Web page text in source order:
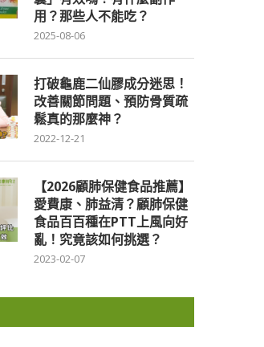
用？那些人不能吃？
2025-08-06
打破龜鹿二仙膠成分迷思！
改善關節問題、預防骨質疏
鬆真的那麼神？
2022-12-21
【2026顧肺保健食品推薦】
愛費康、肺益清？顧肺保健
食品百百種在PTT上風向好
亂！究竟該如何挑選？
2023-02-07